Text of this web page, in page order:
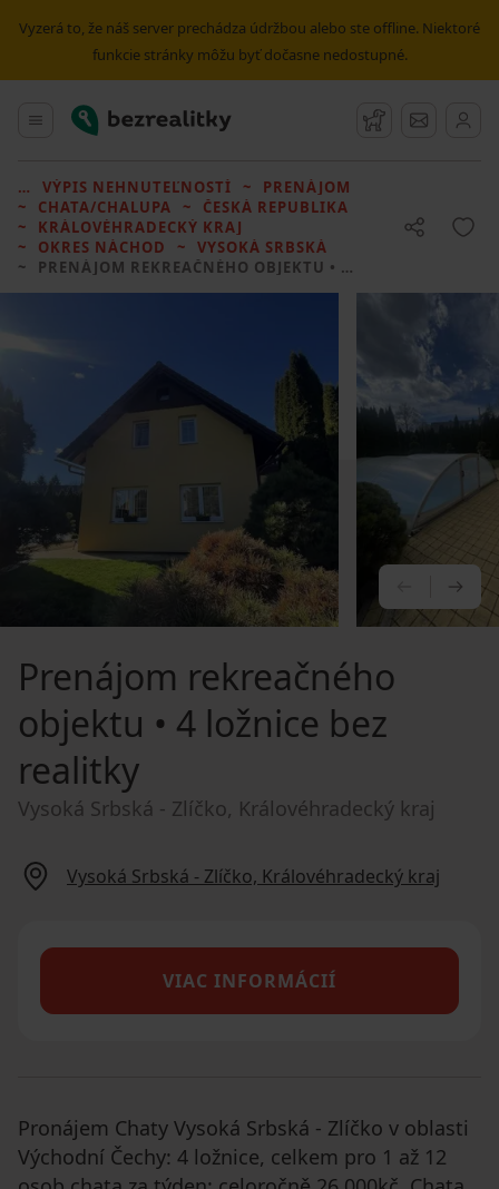
Vyzerá to, že náš server prechádza údržbou alebo ste offline. Niektoré
funkcie stránky môžu byť dočasne nedostupné.
Hlavné menu
Bezrealitky Strážny pes
Správy
VÝPIS NEHNUTEĽNOSTÍ
PRENÁJOM
CHATA/CHALUPA
ČESKÁ REPUBLIKA
KRÁLOVÉHRADECKÝ KRAJ
OKRES NÁCHOD
VYSOKÁ SRBSKÁ
PRENÁJOM REKREAČNÉHO OBJEKTU • 4 LOŽNICE BEZ REALITKY
Prenájom rekreačného
objektu • 4 ložnice bez
realitky
Vysoká Srbská - Zlíčko, Královéhradecký kraj
Vysoká Srbská - Zlíčko, Královéhradecký kraj
VIAC INFORMÁCIÍ
Pronájem Chaty Vysoká Srbská - Zlíčko v oblasti
Východní Čechy: 4 ložnice, celkem pro 1 až 12